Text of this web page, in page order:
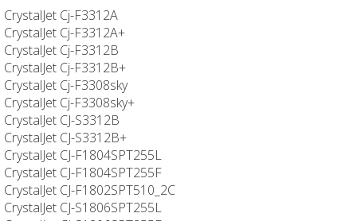
CrystalJet Cj-F3312A
CrystalJet Cj-F3312A+
CrystalJet Cj-F3312B
CrystalJet Cj-F3312B+
CrystalJet Cj-F3308sky
CrystalJet Cj-F3308sky+
CrystalJet CJ-S3312B
CrystalJet CJ-S3312B+
CrystalJet CJ-F1804SPT255L
CrystalJet CJ-F1804SPT255F
CrystalJet CJ-F1802SPT510_2C
CrystalJet CJ-S1806SPT255L